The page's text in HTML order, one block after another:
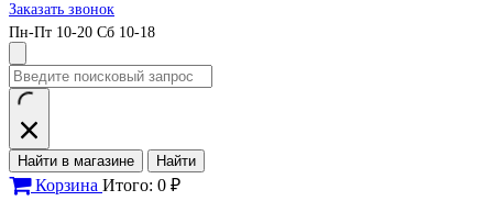
Заказать звонок
Пн-Пт 10-20 Сб 10-18
Найти в магазине Найти
Корзина Итого: 0 ₽